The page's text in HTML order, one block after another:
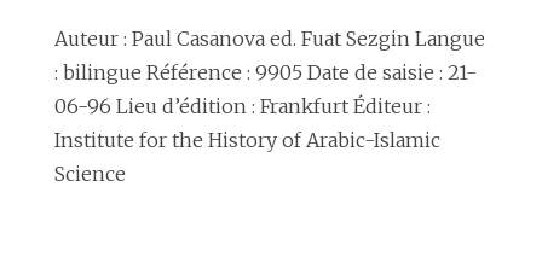
Auteur : Paul Casanova ed. Fuat Sezgin Langue
: bilingue Référence : 9905 Date de saisie : 21-
06-96 Lieu d’édition : Frankfurt Éditeur :
Institute for the History of Arabic-Islamic
Science